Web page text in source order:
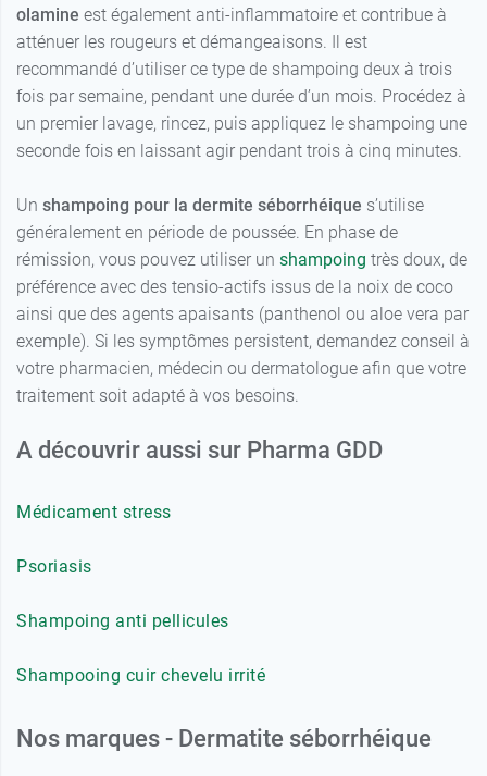
olamine est également anti-inflammatoire et contribue à
atténuer les rougeurs et démangeaisons. Il est
recommandé d’utiliser ce type de shampoing deux à trois
fois par semaine, pendant une durée d’un mois. Procédez à
un premier lavage, rincez, puis appliquez le shampoing une
seconde fois en laissant agir pendant trois à cinq minutes.
Un shampoing pour la dermite séborrhéique s’utilise
généralement en période de poussée. En phase de
rémission, vous pouvez utiliser un shampoing très doux, de
préférence avec des tensio-actifs issus de la noix de coco
ainsi que des agents apaisants (panthenol ou aloe vera par
exemple). Si les symptômes persistent, demandez conseil à
votre pharmacien, médecin ou dermatologue afin que votre
traitement soit adapté à vos besoins.
A découvrir aussi sur Pharma GDD
Médicament stress
Psoriasis
Shampoing anti pellicules
Shampooing cuir chevelu irrité
Nos marques - Dermatite séborrhéique